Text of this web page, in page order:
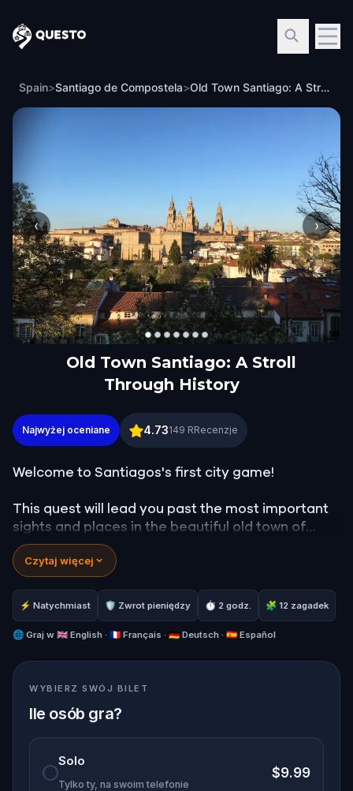
Questo
Spain>Santiago de Compostela> Old Town Santiago: A Stroll Through History
‹ ›
Old Town Santiago: A Stroll
Through History
Old Town Santiago: A Stroll Through History
Najwyżej oceniane 4.73149 RRecenzje
Welcome to Santiagos's first city game!
This quest will lead you past the most important
sights and places in the beautiful old town of
Santiago de Compostela. Follow the directions
and solve different riddles to learn interesting
and surprising facts about Santiago's history.
While doing so, you will pass by a lot of bars and
restaurants that invite you to take a break and
Czytaj więcej
⚡ Natychmiast 🛡 Zwrot pieniędzy ⏱ 2 godz. 🧩 12 zagadek
🌐 Graj w 🇬🇧 English · 🇫🇷 Français · 🇩🇪 Deutsch · 🇪🇸 Español
WYBIERZ SWÓJ BILET
Ile osób gra?
Solo
Tylko ty, na swoim telefonie
$9.99